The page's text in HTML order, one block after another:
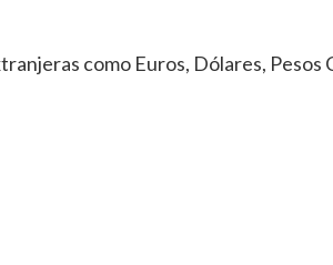
como Euros, Dólares,